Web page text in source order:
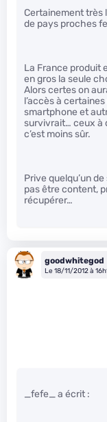
Certainement très
de pays proches
La France produit
en gros la seule
Alors certes on
l’accès à
smartphone et
survivrait… ceux à
c’est moins sûr.
Prive quelqu’un
pas être content,
récupérer…
goodwhitegod
Le 18/11/2012 à
_fefe_ a écrit :